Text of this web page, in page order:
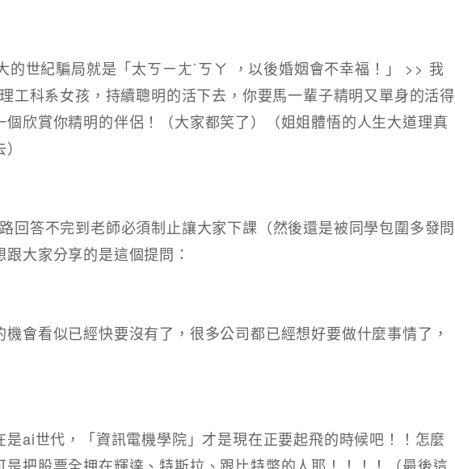
的世紀騙局就是「太ㄎㄧㄤˋㄎㄚ ，以後婚姻會不幸福！」 >> 我
工科系女孩，持續聰明的活下去，你要馬一輩子精明又單身的活得
個欣賞你精明的伴侶！（大家都笑了）（姐姐體悟的人生大道理真
回答不完到老師必須制止讓大家下課（然後還是被同學包圍多發問
大家分享的是這個提問：
會看似已經快要沒有了，很多公司都已經想好要做什麼事情了，
是ai世代，「資訊電機學院」才是現在正要起飛的時候吧！！怎麼
是把股票全押在輝達、特斯拉、跟比特幣的人耶！！！！（最後這